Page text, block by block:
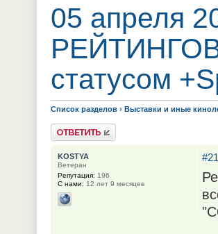
05 апреля
статусом
Список разделов › Выставки и иные
Ответить
#21
KOSTYA
Ветеран
Репутация: 196
С нами: 12 лет 9 месяцев